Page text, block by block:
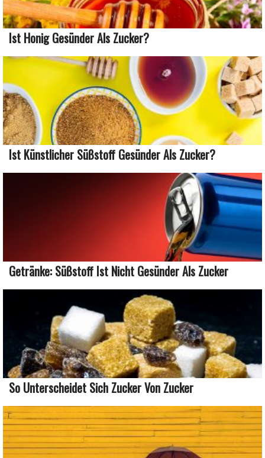
Ist Honig Gesünder Als Zucker?
Ist Künstlicher Süßstoff Gesünder Als Zucker?
Getränke: Süßstoff Ist Nicht Gesünder Als Zucker
So Unterscheidet Sich Zucker Von Zucker